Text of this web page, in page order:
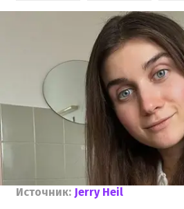
Источник: Jerry Heil